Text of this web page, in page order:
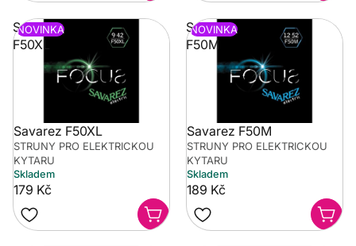
Savarez
F50XL
NOVINKA
Savarez F50XL
STRUNY PRO ELEKTRICKOU
KYTARU
Skladem
179 Kč
Savarez
F50M
NOVINKA
Savarez F50M
STRUNY PRO ELEKTRICKOU
KYTARU
Skladem
189 Kč